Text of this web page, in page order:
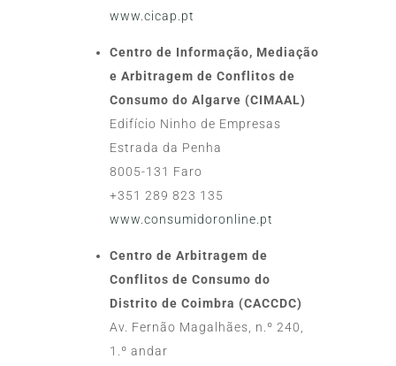
www.cicap.pt
Centro de Informação, Mediação
e Arbitragem de Conflitos de
Consumo do Algarve (CIMAAL)
Edifício Ninho de Empresas
Estrada da Penha
8005-131 Faro
+351 289 823 135
www.consumidoronline.pt
Centro de Arbitragem de
Conflitos de Consumo do
Distrito de Coimbra (CACCDC)
Av. Fernão Magalhães, n.º 240,
1.º andar